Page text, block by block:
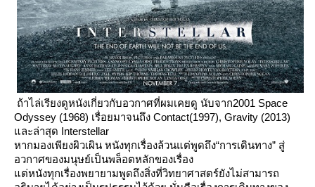
ถ้าไล่เรียงดูหนังเกี่ยวกับอวกาศที่ผมเคยดู นับจาก2001 Space
Odyssey (1968) เรื่อยมาจนถึง Contact(1997), Gravity (2013)
ละล่าสุด Interstellar
หากมองเพียงผิวเผิน หนังทุกเรื่องล้วนแต่พูดถึง“การเดินทาง” สู่
อวกาศของมนุษย์เป็นพล็อตหลักของเรื่อง
ต่หนังทุกเรื่องพยายามพูดถึงสิ่งที่วิทยาศาสตร์ยังไม่สามารถ